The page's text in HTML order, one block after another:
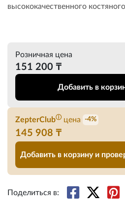
высококачественного
Розничная цена
151 200 ₸
Добавить в
ZepterClubⓘ цена -4%
145 908 ₸
Добавить в корзину и
Поделиться в: